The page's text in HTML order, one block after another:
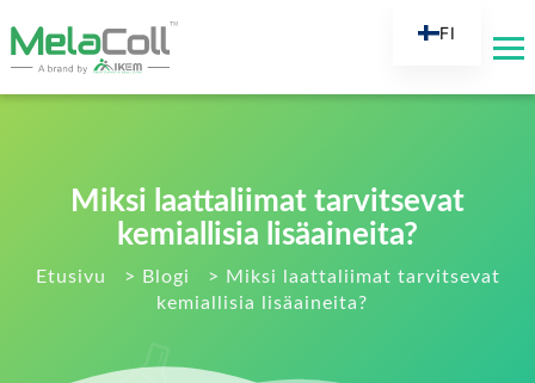
Miksi laattaliimat tarvitsevat
kemiallisia lisäaineita?
Etusivu > Blogi > Miksi laattaliimat tarvitsevat
kemiallisia lisäaineita?
FI
ES
RU